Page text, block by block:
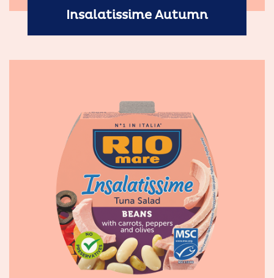
Insalatissime Autumn